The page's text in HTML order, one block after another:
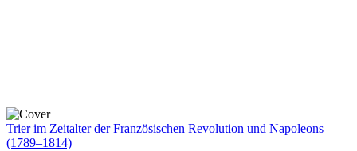
Trier im Zeitalter der Französischen Revolution und Napoleons
(1789–1814)